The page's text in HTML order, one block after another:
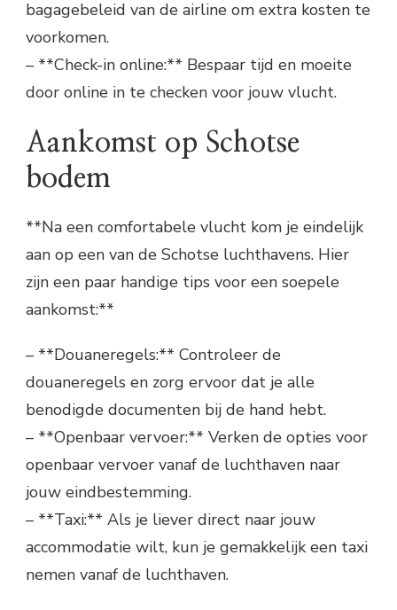
bagagebeleid van de airline om extra kosten te
voorkomen.
– **Check-in online:** Bespaar tijd en moeite
door online in te checken voor jouw vlucht.
Aankomst op Schotse
bodem
**Na een comfortabele vlucht kom je eindelijk
aan op een van de Schotse luchthavens. Hier
zijn een paar handige tips voor een soepele
aankomst:**
– **Douaneregels:** Controleer de
douaneregels en zorg ervoor dat je alle
benodigde documenten bij de hand hebt.
– **Openbaar vervoer:** Verken de opties voor
openbaar vervoer vanaf de luchthaven naar
jouw eindbestemming.
– **Taxi:** Als je liever direct naar jouw
accommodatie wilt, kun je gemakkelijk een taxi
nemen vanaf de luchthaven.